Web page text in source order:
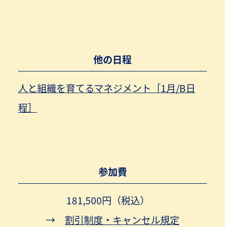
他の日程
人と組織を育てるマネジメント［1月/B日
程］
参加費
181,500円（税込）
→ 割引制度・キャンセル規定